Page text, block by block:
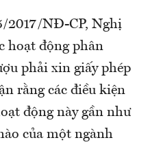
2017/NĐ-CP, Nghị
hoạt động phân
phải xin giấy phép
rằng các điều kiện
động này gần như
của một ngành